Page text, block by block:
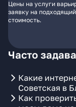
Цены на услуги
заявку на
стоимость.
Часто
Какие
Советская в
Как